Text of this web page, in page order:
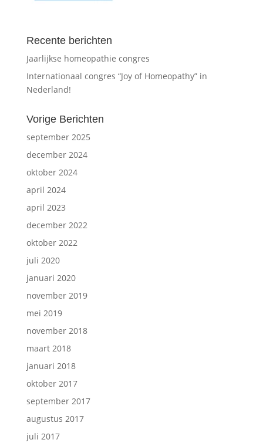
Recente berichten
Jaarlijkse homeopathie congres
Internationaal congres “Joy of Homeopathy” in
Nederland!
Vorige Berichten
september 2025
december 2024
oktober 2024
april 2024
april 2023
december 2022
oktober 2022
juli 2020
januari 2020
november 2019
mei 2019
november 2018
maart 2018
januari 2018
oktober 2017
september 2017
augustus 2017
juli 2017